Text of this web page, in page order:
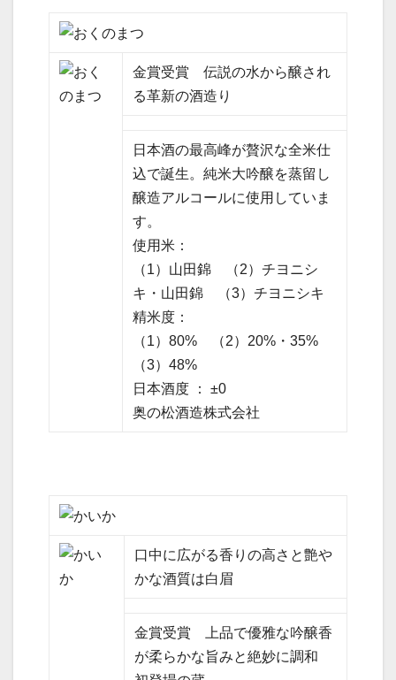
金賞受賞 伝説の水から醸され
る革新の酒造り
日本酒の最高峰が贅沢な全米仕
込で誕生。純米大吟醸を蒸留し
醸造アルコールに使用していま
す。
使用米：
（1）山田錦 （2）チヨニシ
キ・山田錦 （3）チヨニシキ
精米度：
（1）80% （2）20%・35%
（3）48%
日本酒度 ： ±0
奥の松酒造株式会社
口中に広がる香りの高さと艶や
かな酒質は白眉
金賞受賞 上品で優雅な吟醸香
が柔らかな旨みと絶妙に調和